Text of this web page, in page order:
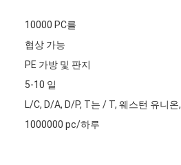
10000 PC를
협상 가능
PE 가방 및 판지
5-10 일
L/C, D/A, D/P, T는 / T, 웨스턴 유니온,
1000000 pc/하루